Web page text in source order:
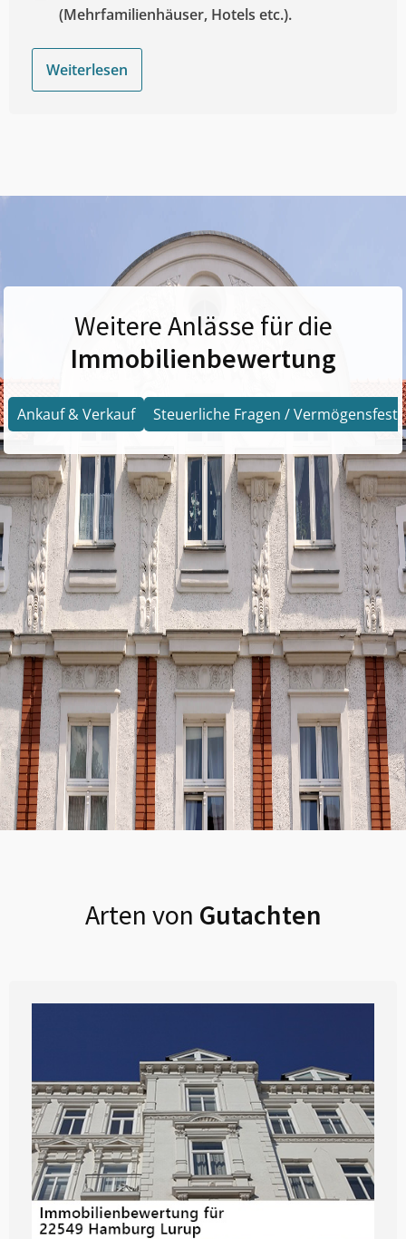
(Mehrfamilienhäuser, Hotels etc.).
Weiterlesen
Weitere Anlässe für die
Immobilienbewertung
Ankauf & Verkauf Steuerliche Fragen /
Arten von Gutachten